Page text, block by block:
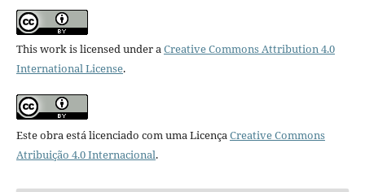
This work is licensed under a Creative Commons Attribution 4.0
International License.
Este obra está licenciado com uma Licença Creative Commons
Atribuição 4.0 Internacional.